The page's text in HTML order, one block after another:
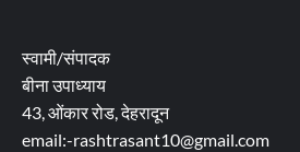
स्वामी/संपादक
बीना उपाध्याय
43, ओंकार रोड, देहरादून
email:-rashtrasant10@gmail.com